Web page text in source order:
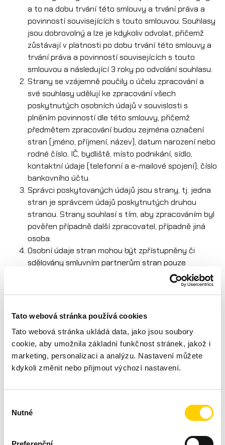
Tato webová stránka používá cookies
Tato webová stránka ukládá data, jako jsou soubory
cookie, aby umožnila základní funkčnost stránek, jakož i
marketing, personalizaci a analýzu. Nastavení můžete
kdykoli změnit nebo přijmout výchozí nastavení.
souhlasu
Nutné
a to na dobu trvání této smlouvy a trvání práva a
povinností souvisejících s touto smlouvou. Souhlasy
jsou dobrovolný a lze je kdykoliv odvolat, přičemž
zůstávají v platnosti po dobu trvání této smlouvy a
trvání práva a povinností souvisejících s touto
smlouvou a následující 3 roky po odvolání souhlasu.
Strany se vzájemně poučily o účelu zpracování a
své souhlasy udělují ke zpracování všech
poskytnutých osobních údajů v souvislosti s
plněním povinností dle této smlouvy, přičemž
předmětem zpracování budou zejména označení
stran (jméno, příjmení, název), datum narození nebo
rodné číslo, IČ, bydliště, místo podnikání, sídlo,
kontaktní údaje (telefonní a e-mailové spojení), číslo
bankovního účtu.
Správci poskytovaných údajů jsou strany, tj. jedna
stran je správcem údajů poskytnutých druhou
stranou. Strany souhlasí s tím, aby zpracováním byl
pověřen případně další zpracovatel, případně jiná
osoba.
Osobní údaje stran mohou být zpřístupněny či
sdělovány smluvním partnerům stran pouze
Strany vzájemně prohlašují, že budou shromážděné
osobní údaje užívat jen v nezbytném rozsahu a pro
stanovený účel, s čímž strany vzájemně vyslovují
Strany vzájemně prohlašují a stvrzují svými podpisy,
že byly řádně poučeny o právu na informaci o
zpracování a o právu na opravu osobních údajů,
právu na vysvětlení a odstranění případného
poskytnutým informacím a poučením zcela